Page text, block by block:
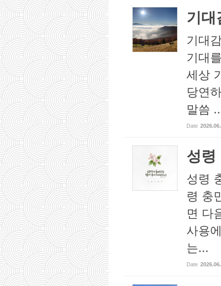
기대
기대
기대
세상
당연
말씀
Date
성령
성령
령 충
면 다
사용
는...
Date